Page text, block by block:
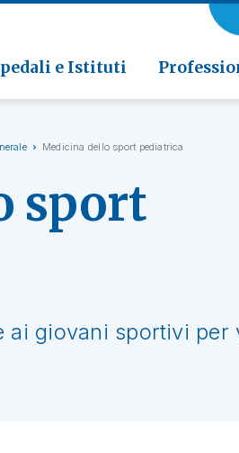
e Istituti
EOC, Novaggio
Medicina dello sport pediatrica
sport
ai giovani sportivi per